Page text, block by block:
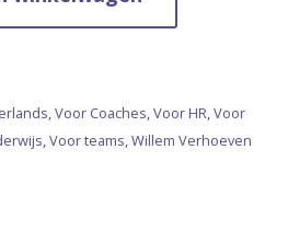
,Voor Coaches,Voor HR,Voor
,Voor teams,Willem Verhoeven